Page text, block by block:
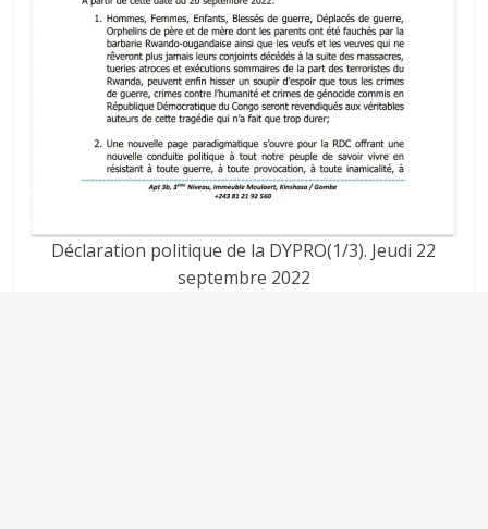
Déclaration politique de la DYPRO(1/3). Jeudi 22
septembre 2022